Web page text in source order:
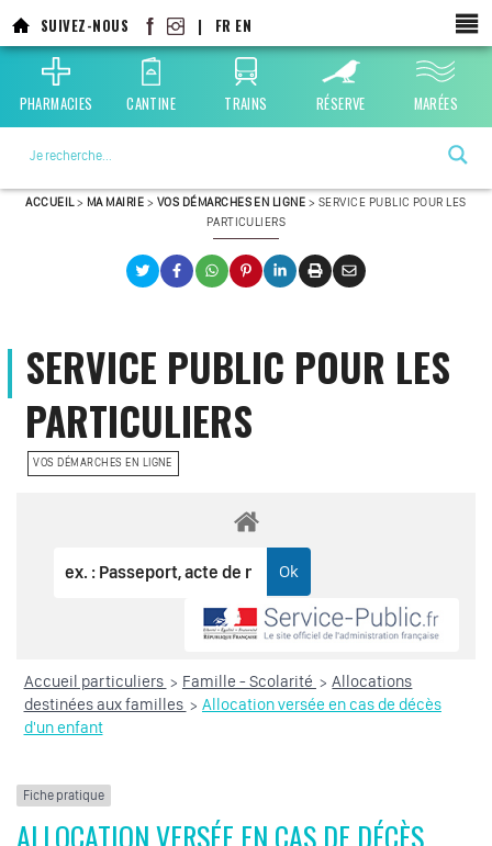
SUIVEZ-NOUS | FR EN
PHARMACIES CANTINE TRAINS RÉSERVE MARÉES
ACCUEIL> MA MAIRIE > VOS DÉMARCHES EN LIGNE > SERVICE PUBLIC POUR LES
PARTICULIERS
SERVICE PUBLIC POUR LES
PARTICULIERS
VOS DÉMARCHES EN LIGNE
Accueil particuliers > Famille - Scolarité > Allocations
destinées aux familles > Allocation versée en cas de décès
d'un enfant
Fiche pratique
ALLOCATION VERSÉE EN CAS DE DÉCÈS